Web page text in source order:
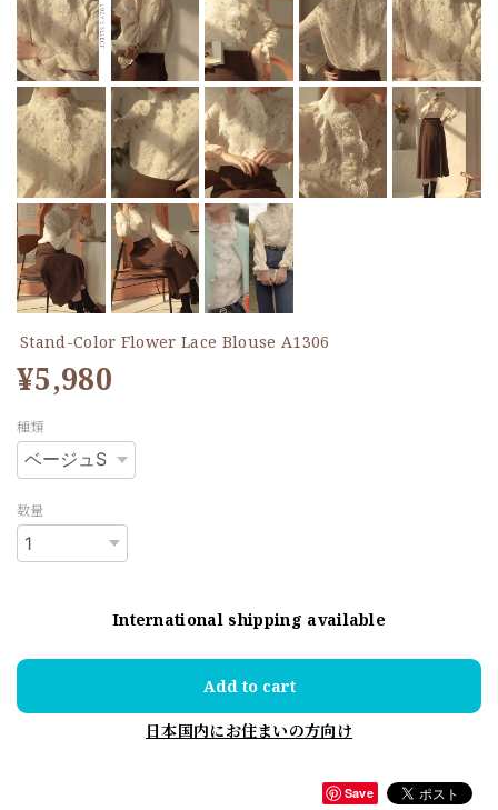
Stand-Color Flower Lace Blouse A1306
¥5,980
種類
数量
International shipping available
Add to cart
日本国内にお住まいの方向け
Save